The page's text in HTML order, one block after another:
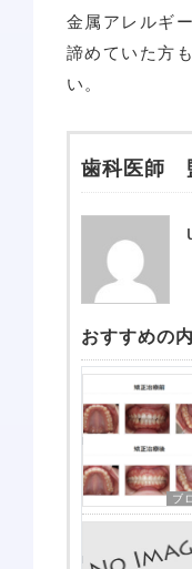
金属アレルギ
諦めていた方
い。
歯科医師
おすすめの
ブ